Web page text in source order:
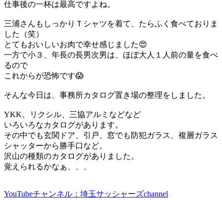
仕事後の一杯は最高ですよね。
三浦さんもしっかりＴシャツを着て、たらふく食べておりま
した（笑）
とてもおいしいお肉で幸せ感じました😍
一方で小３、年長の長男次男は、ほぼ大人１人前の量を食べ
るので
これからが恐怖です😱
そんな今日は、事務所カタログ置き場の整理をしました。
YKK、リクシル、三協アルミなどなど
いろいろなカタログがあります。
その中でも玄関ドア、引戸、窓でも防犯ガラス、複層ガラス
シャッターから勝手口など。
沢山の種類のカタログがありました。
覚えられるかなぁ、、、
YouTubeチャンネル：埼玉サッシャーズchannel